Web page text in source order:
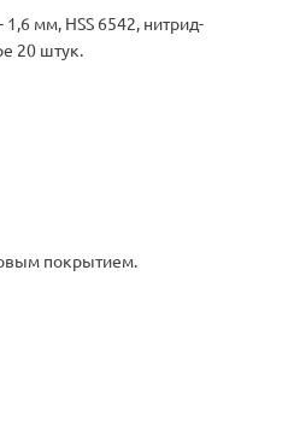
мм, HSS 6542, нитрид-
20 штук.
покрытием.